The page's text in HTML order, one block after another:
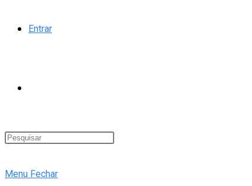
Entrar
pesquisa
Menu Fechar